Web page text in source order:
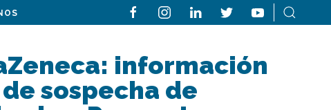
información
sospecha de